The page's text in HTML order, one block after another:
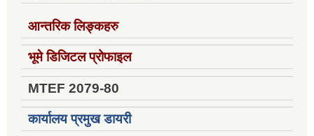
आन्तरिक लिङ्कहरु
भूमे डिजिटल प्रोफाइल
MTEF 2079-80
कार्यालय प्रमुख डायरी